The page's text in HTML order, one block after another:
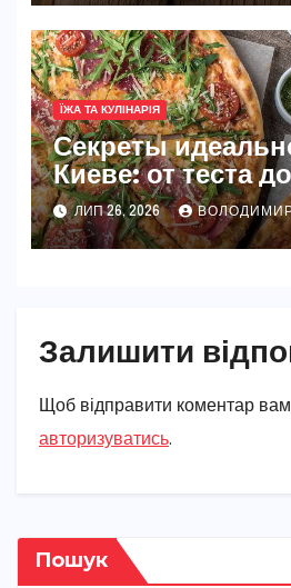
ЇЖА ТА КУЛІНАРІЯ
Секреты
Киеве: от теста
начинок
ЛИП 26, 2026
Залишити
Щоб відправити коментар
авторизуватись.
Пошук